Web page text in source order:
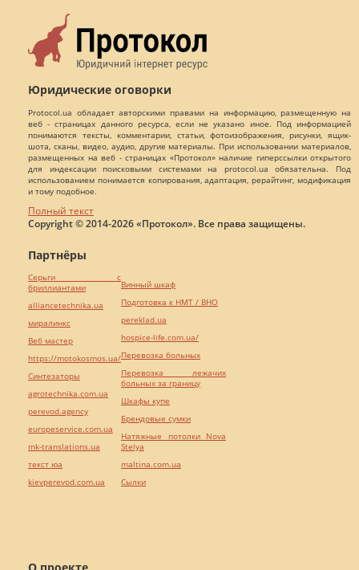
Юридические оговорки
Protocol.ua обладает авторскими правами на информацию, размещенную на
веб - страницах данного ресурса, если не указано иное. Под информацией
понимаются тексты, комментарии, статьи, фотоизображения, рисунки, ящик-
шота, сканы, видео, аудио, другие материалы. При использовании материалов,
размещенных на веб - страницах «Протокол» наличие гиперссылки открытого
для индексации поисковыми системами на protocol.ua обязательна. Под
использованием понимается копирования, адаптация, рерайтинг, модификация
и тому подобное.
Полный текст
Copyright © 2014-2026 «Протокол». Все права защищены.
Партнёры
Серьги с
бриллиантами
alliancetechnika.ua
миралинкс
Веб мастер
https://motokosmos.ua/
Синтезаторы
agrotechnika.com.ua
perevod.agency
europeservice.com.ua
mk-translations.ua
текст юа
kievperevod.com.ua
Винный шкаф
Подготовка к НМТ / ВНО
pereklad.ua
hospice-life.com.ua/
Перевозка больных
Перевозка лежачих
больных за границу
Шкафы купе
Брендовые сумки
Натяжные потолки Nova
Stelya
maltina.com.ua
Cылки